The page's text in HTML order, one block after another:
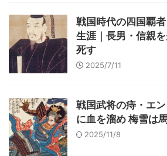
戦国時代の四国覇
生涯｜長男・信親
死す
2025/7/11
戦国武将の痔・エ
に血を溜め 梅雪は
2025/11/8